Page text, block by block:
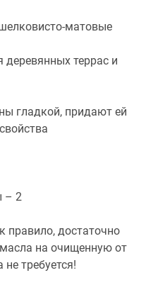
матовые
террас и
гладкой, придают ей
– 2
правило, достаточно
на очищенную от
требуется!